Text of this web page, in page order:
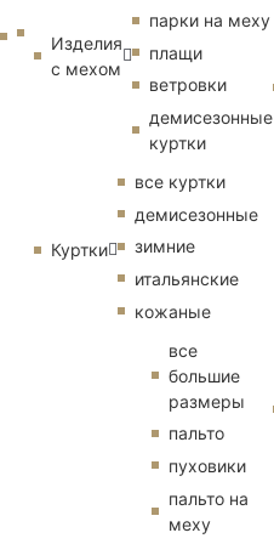
Изделия
с мехом
парки на меху
плащи
ветровки
демисезонные
куртки
Куртки
все куртки
демисезонные
зимние
итальянские
кожаные
все
большие
размеры
пальто
пуховики
пальто на
меху